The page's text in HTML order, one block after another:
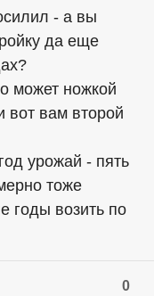
- а вы
да еще
может ножкой
вот вам второй
урожай - пять
тоже
годы возить по
0